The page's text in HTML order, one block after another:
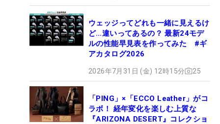
ウェッジってどれも一緒に見えるけ
ど…違いってあるの？ 最新24モデ
ルの性能早見表を作ってみた #ギ
アカタログ2026
2026年7月31日 (金) 12時15分 25
「PING」×「ECCO Leather」がコ
ラボ！ 経年変化を楽しむ上質な
『ARIZONA DESERT』コレクショ